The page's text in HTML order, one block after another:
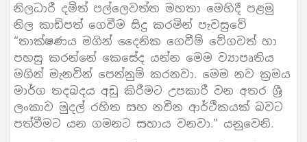
නිලධාරී දමිත් පල්ලෙවත්ත මහතා මෙහිදී පළමු
නිල කාඩ්පත් ගෙවීම සිදු කරමින් පැවසුවේ
“තාක්ෂණය මගින් දෛනික ගෙවීම් වේගවත් හා
පහසු කරන්නේ කෙසේද යන්න මෙම ව්‍යාපෘතිය
මගින් මැනවින් පෙන්නුම් කරනවා. මෙම නව ක්‍රමය
මාර්ග තදබදය අඩු කිරීමට උපකාරී වන අතර ශ්‍රී
ලංකාව මුදල් රහිත සහ නවීන ආර්ථිකයක් බවට
පත්වීමට යන ගමනට සහාය වනවා.” යනුවෙනි.